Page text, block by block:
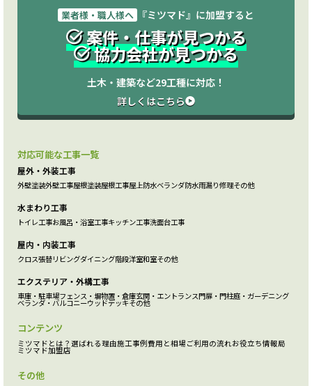
業者様・職人様へ 『ミツマド』に加盟すると
案件・仕事が見つかる
協力会社が見つかる
土木・建築など29工種に対応！
詳しくはこちら
対応可能な工事一覧
屋外・外装工事
外壁塗装外壁工事屋根塗装屋根工事屋上防水ベランダ防水雨漏り修理その他
水まわり工事
トイレ工事お風呂・浴室工事キッチン工事洗面台工事
屋内・内装工事
クロス張替リビングダイニング階段洋室和室その他
エクステリア・外構工事
車庫・駐車場フェンス・塀物置・倉庫玄関・エントランス門扉・門柱庭・ガーデニング
ベランダ・バルコニーウッドデッキその他
コンテンツ
ミツマドとは？ 選ばれる理由施工事例費用と相場 ご利用の流れ お役立ち情報局
ミツマド加盟店
その他